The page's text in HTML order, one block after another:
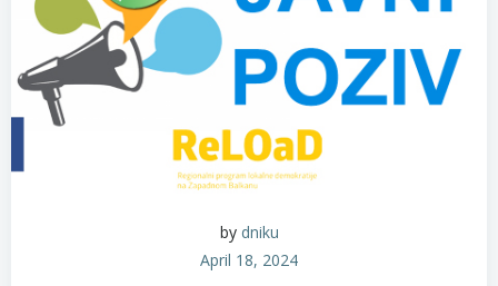
by dniku
April 18, 2024